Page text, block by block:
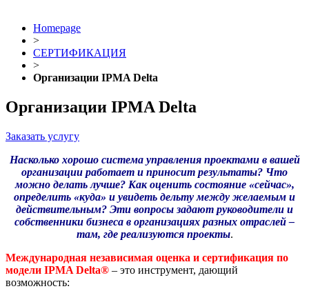
Homepage
>
СЕРТИФИКАЦИЯ
>
Организации IPMA Delta
Организации IPMA Delta
Заказать услугу
Насколько хорошо система управления проектами в вашей
организации работает и приносит результаты? Что
можно делать лучше? Как оценить состояние «сейчас»,
определить «куда» и увидеть дельту между желаемым и
действительным? Эти вопросы задают руководители и
собственники бизнеса в организациях разных отраслей –
там, где реализуются проекты.
Международная независимая оценка и сертификация по
модели IPMA Delta® – это инструмент, дающий
возможность: